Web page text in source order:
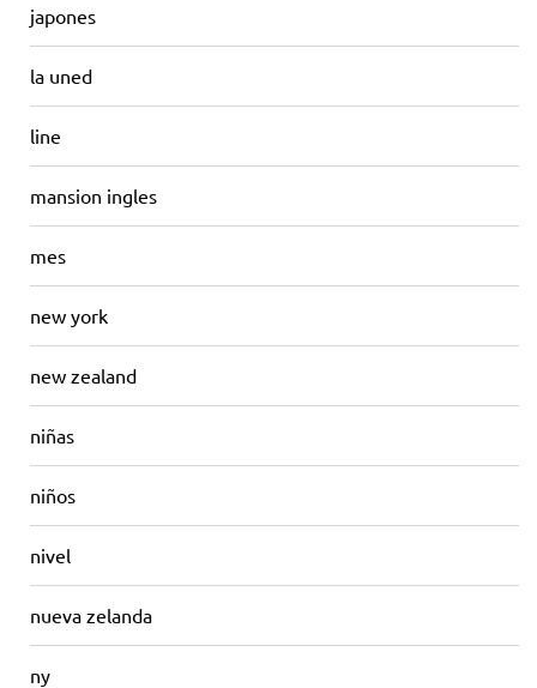
japones
la uned
line
mansion ingles
mes
new york
new zealand
niñas
niños
nivel
nueva zelanda
ny